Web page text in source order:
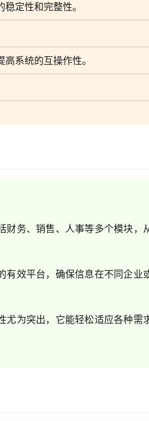
定性和完整性。
系统的互操作性。
财务、销售、人事等多个模块，
有效平台，确保信息在不同企业
尤为突出，它能轻松适应各种需